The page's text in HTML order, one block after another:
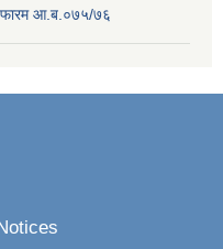
फारम आ.ब.०७५/७६